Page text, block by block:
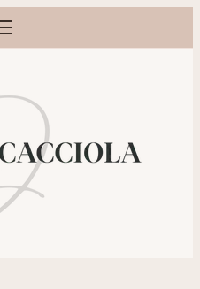
Ouvrir le menu
bébé et famille à Orléans